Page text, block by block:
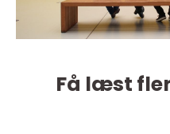
Få læst